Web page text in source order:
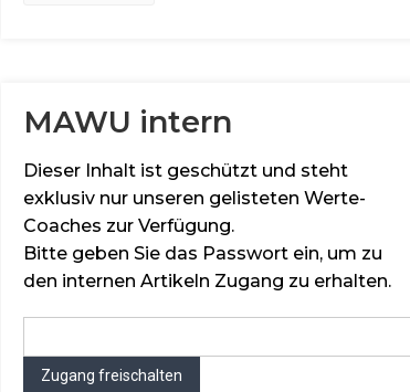
MAWU intern
Dieser Inhalt ist geschützt und steht
exklusiv nur unseren gelisteten Werte-
Coaches zur Verfügung.
Bitte geben Sie das Passwort ein, um zu
den internen Artikeln Zugang zu erhalten.